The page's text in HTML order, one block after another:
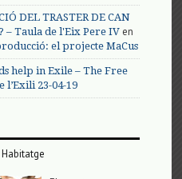
DEL TRASTER DE CAN
– Taula de l'Eix Pere IV en
el projecte MaCus
help in Exile – The Free
l’Exili 23-04-19
Habitatge